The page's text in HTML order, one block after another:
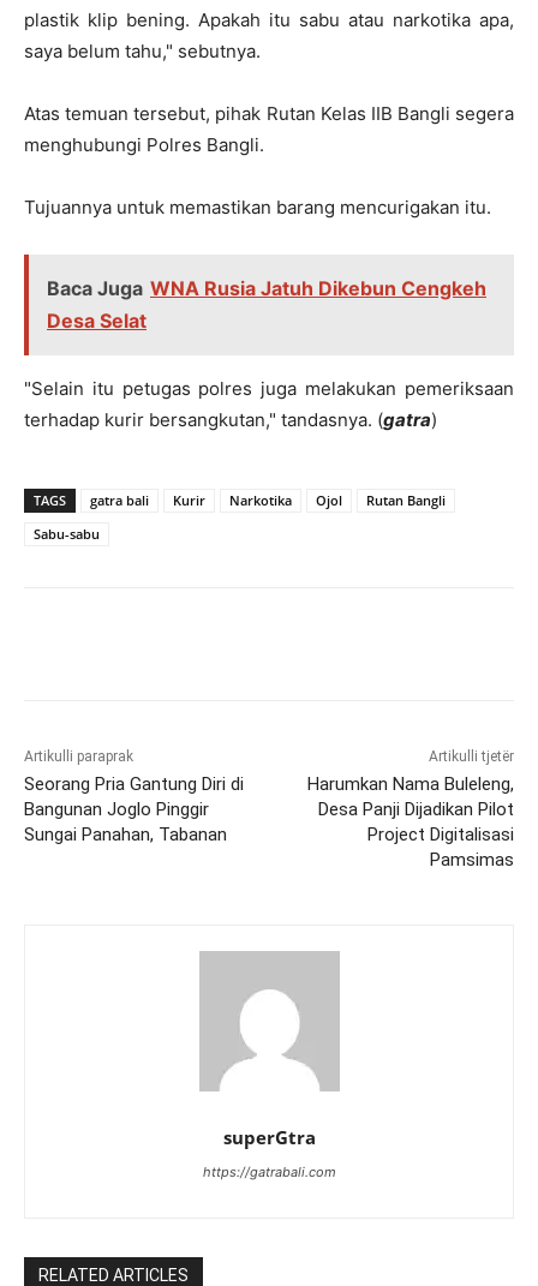
plastik klip bening. Apakah itu sabu atau narkotika apa,
saya belum tahu," sebutnya.
Atas temuan tersebut, pihak Rutan Kelas IIB Bangli segera
menghubungi Polres Bangli.
Tujuannya untuk memastikan barang mencurigakan itu.
Baca Juga WNA Rusia Jatuh Dikebun Cengkeh
Desa Selat
"Selain itu petugas polres juga melakukan pemeriksaan
terhadap kurir bersangkutan," tandasnya. (gatra)
TAGS gatra bali Kurir Narkotika Ojol
Rutan Bangli
Sabu-sabu
Artikulli paraprak
Seorang Pria Gantung Diri di
Bangunan Joglo Pinggir
Sungai Panahan, Tabanan
Artikulli tjetër
Harumkan Nama Buleleng,
Desa Panji Dijadikan Pilot
Project Digitalisasi
Pamsimas
superGtra
https://gatrabali.com
RELATED ARTICLES